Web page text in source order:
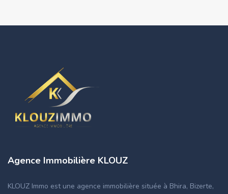
Agence Immobilière KLOUZ
KLOUZ Immo est une agence immobilière située à Bhira, Bizerte,